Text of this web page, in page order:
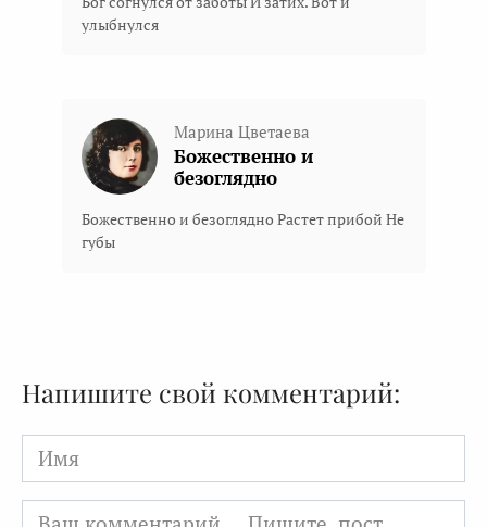
улыбнулся
Марина Цветаева
Божественно и
безоглядно
Божественно и безоглядно Растет прибой Не
губы
Напишите свой комментарий:
Имя